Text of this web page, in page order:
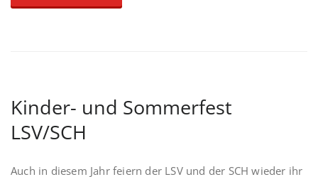
Kinder- und Sommerfest
LSV/SCH
Auch in diesem Jahr feiern der LSV und der SCH wieder ihr